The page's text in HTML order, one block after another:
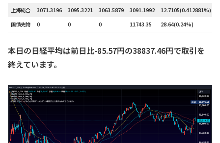
上海総合 3071.3196 3095.3221 3063.5879 3091.1992 12.7105(0.412881%)
国債先物
0 0 0 11743.35 28.64(0.24%)
本日の日経平均は前日比-85.57円の38837.46円で取引を
終えています。